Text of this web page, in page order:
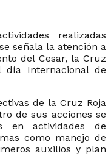
realizadas
señala la atención a
del Cesar, la Cruz
día Internacional de
de la Cruz Roja
de sus acciones se
en actividades de
como manejo de
auxilios y plan